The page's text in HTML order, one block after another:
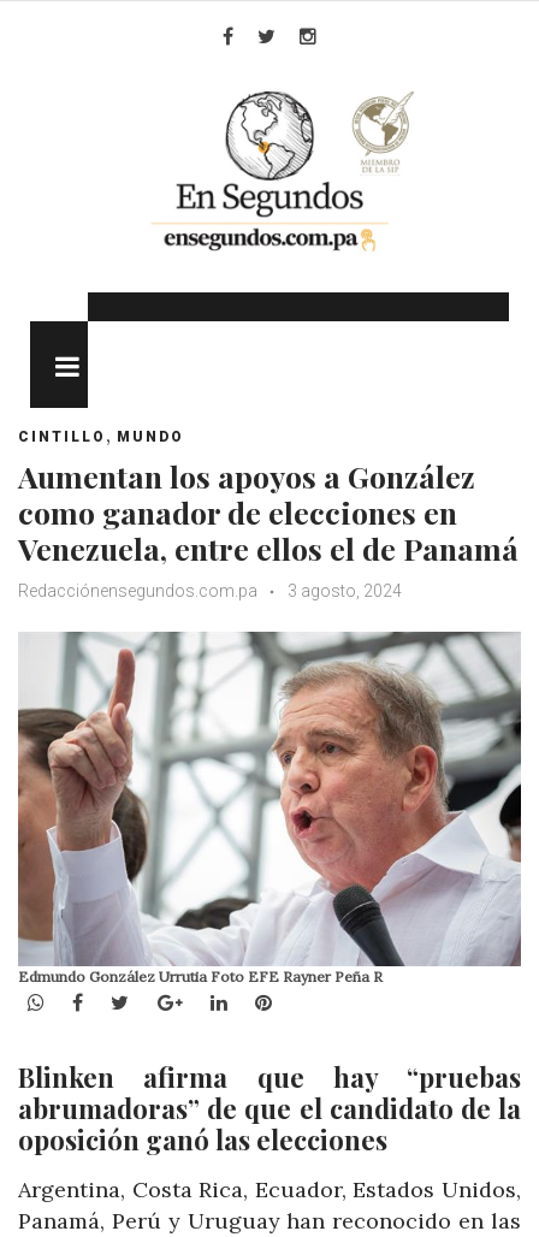
CINTILLO , MUNDO
Aumentan los apoyos a González
como ganador de elecciones en
Venezuela, entre ellos el de Panamá
Redacciónensegundos.com.pa 3 agosto, 2024
Edmundo González Urrutia Foto EFE Rayner Peña R
WhatsApp
Facebook
TwitterGoogle+LinkedInPinterest
Blinken afirma que hay “pruebas
abrumadoras” de que el candidato de la
oposición ganó las elecciones
Argentina, Costa Rica, Ecuador, Estados Unidos,
Panamá, Perú y Uruguay han reconocido en las